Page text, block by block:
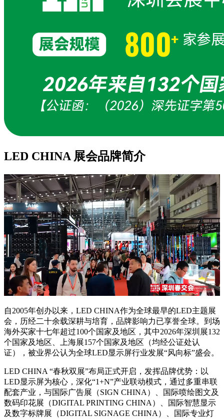
LED CHINA 展会品牌简介
自2005年创办以来，LED CHINA作为全球最早的LED主题展
会，历经二十余载深耕与培育，品牌影响力已享誉全球。到场
海外买家十七年超过100个国家及地区，其中2026年深圳展132
个国家及地区、上海展157个国家及地区（均经公证处认
证），被业界公认为全球LED显示屏行业发展“风向标”盛会。
LED CHINA “春秋双展”布局正式开启，发挥品牌优势：以
LED显示屏为核心，深化“1+N”产业联动模式，通过多重串联
配套产业，与国际广告展（SIGN CHINA）、国际喷绘图文及
数码印花展（DIGITAL PRINTING CHINA）、国际智慧显示
及数字标牌展（DIGITAL SIGNAGE CHINA）、国际专业灯